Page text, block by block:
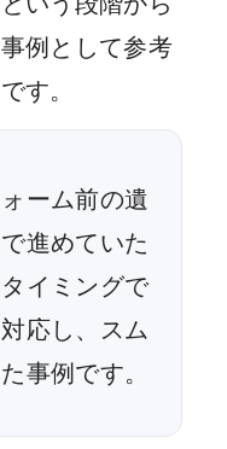
例として参考
す。
ーム前の遺
進めていた
イミングで
応し、スム
事例です。